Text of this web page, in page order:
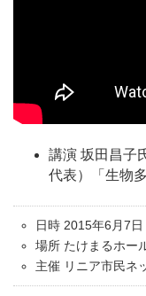
講演 坂田昌子
代表）「生物
日時 2015年6月7
場所 たけまるホー
主催 リニア市民ネ